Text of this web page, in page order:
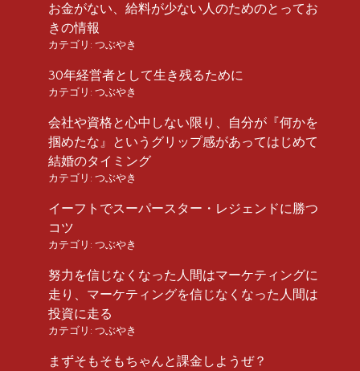
お金がない、給料が少ない人のためのとってお
きの情報
カテゴリ: つぶやき
30年経営者として生き残るために
カテゴリ: つぶやき
会社や資格と心中しない限り、自分が『何かを
掴めたな』というグリップ感があってはじめて
結婚のタイミング
カテゴリ: つぶやき
イーフトでスーパースター・レジェンドに勝つ
コツ
カテゴリ: つぶやき
努力を信じなくなった人間はマーケティングに
走り、マーケティングを信じなくなった人間は
投資に走る
カテゴリ: つぶやき
まずそもそもちゃんと課金しようぜ？